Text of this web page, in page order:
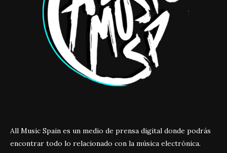
All Music Spain es un medio de prensa digital donde podrás
encontrar todo lo relacionado con la música electrónica.